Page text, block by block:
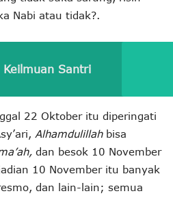
Nabi atau tidak?.
Santri
22 Oktober itu diperingati
Alhamdulillah bisa
dan besok 10 November
10 November itu banyak
dan lain-lain; semua